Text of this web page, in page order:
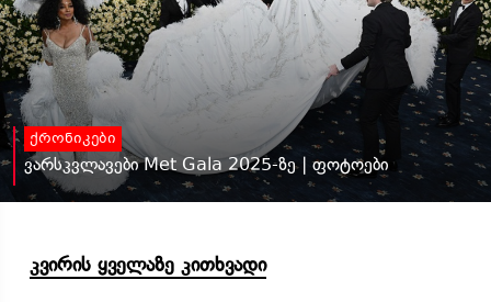
ქრონიკები
ვარსკვლავები Met Gala 2025-ზე | ფოტოები
კვირის ყველაზე კითხვადი